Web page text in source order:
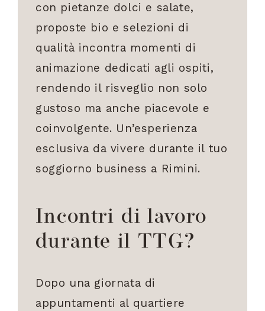
con pietanze dolci e salate,
proposte bio e selezioni di
qualità incontra momenti di
animazione dedicati agli ospiti,
rendendo il risveglio non solo
gustoso ma anche piacevole e
coinvolgente. Un’esperienza
esclusiva da vivere durante il tuo
soggiorno business a Rimini.
Incontri di lavoro
durante il TTG?
Dopo una giornata di
appuntamenti al quartiere